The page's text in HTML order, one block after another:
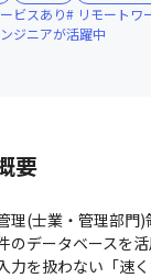
ビスあり
リモートワ
ジニアが活躍中
要
理(士業・管理部門)
のデータベースを
力を扱わない「速